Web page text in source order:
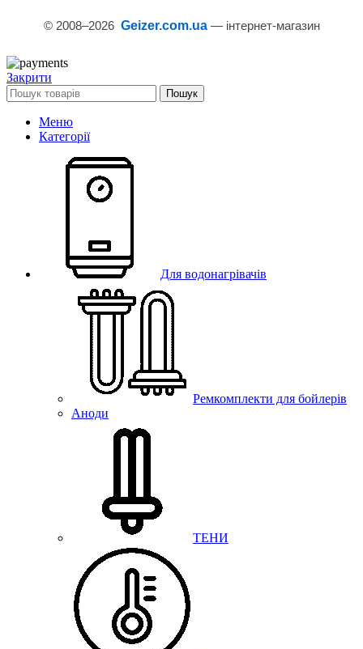
© 2008–2026 Geizer.com.ua— інтернет-магазин
Закрити
Пошук
Меню
Категорії
Для водонагрівачів
Ремкомплекти для бойлерів
Аноди
ТЕНИ